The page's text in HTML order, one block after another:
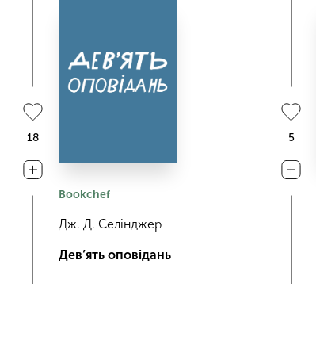
Bookchef
Дж. Д. Селінджер
Дев’ять оповідань
18 5